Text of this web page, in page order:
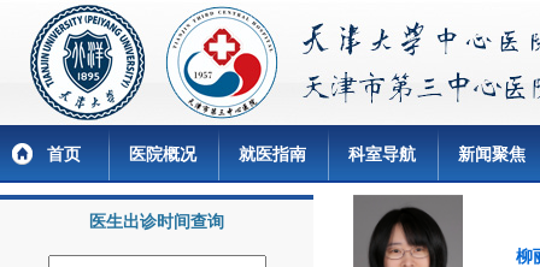
首页 医院概况 就医指南 科室导航 新闻聚焦
医生出诊时间查询
柳